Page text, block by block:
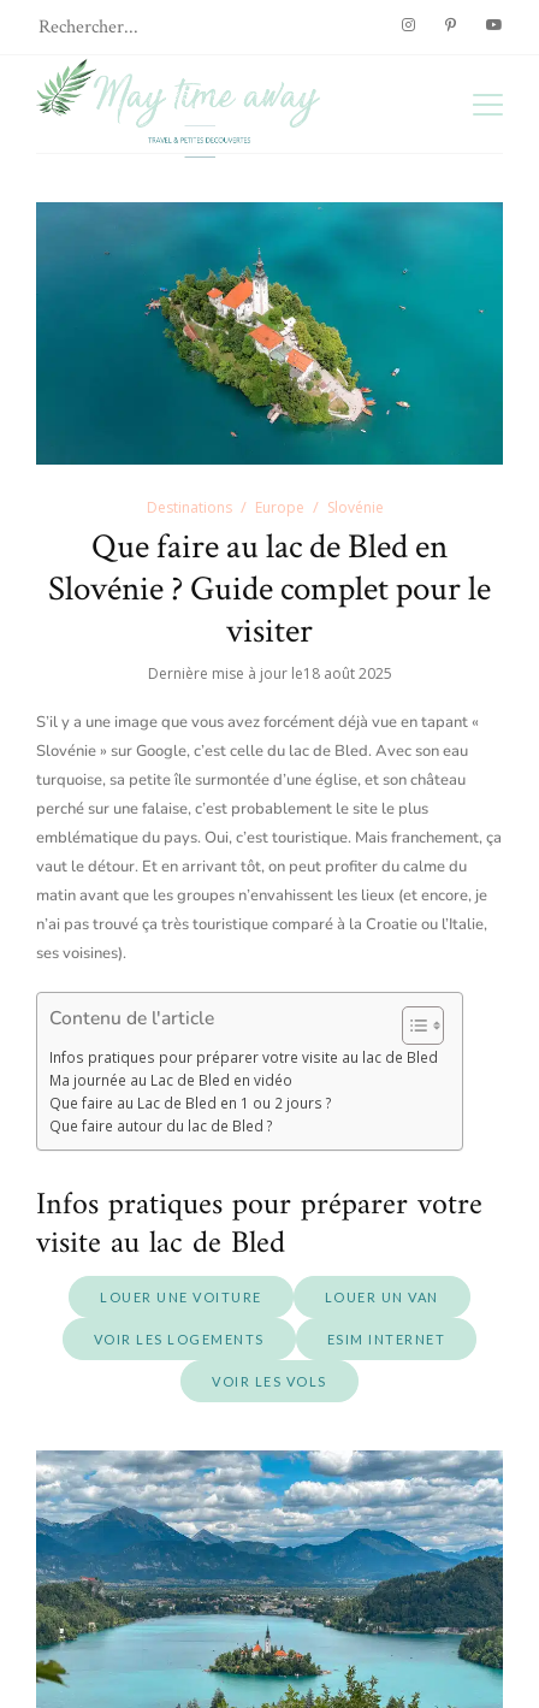
Destinations Europe Slovénie
Que faire au lac de Bled en
Slovénie ? Guide complet pour le
visiter
Dernière mise à jour le18 août 2025
S’il y a une image que vous avez forcément déjà vue en tapant «
Slovénie » sur Google, c’est celle du lac de Bled. Avec son eau
turquoise, sa petite île surmontée d’une église, et son château
perché sur une falaise, c’est probablement le site le plus
emblématique du pays. Oui, c’est touristique. Mais franchement, ça
vaut le détour. Et en arrivant tôt, on peut profiter du calme du
matin avant que les groupes n’envahissent les lieux (et encore, je
n’ai pas trouvé ça très touristique comparé à la Croatie ou l’Italie,
ses voisines).
Contenu de l'article
Infos pratiques pour préparer votre visite au lac de Bled
Ma journée au Lac de Bled en vidéo
Que faire au Lac de Bled en 1 ou 2 jours ?
Que faire autour du lac de Bled ?
Infos pratiques pour préparer votre
visite au lac de Bled
LOUER UNE VOITURE LOUER UN VAN
VOIR LES LOGEMENTS ESIM INTERNET
VOIR LES VOLS